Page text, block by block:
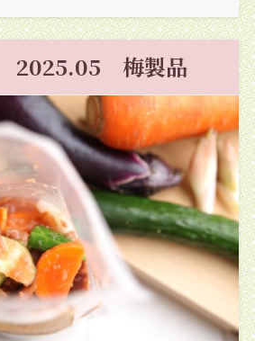
2025.05 梅製品